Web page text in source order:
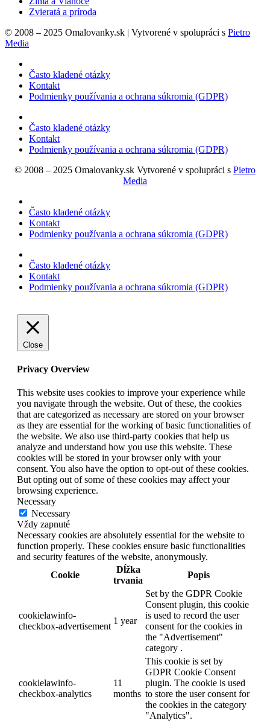
Zvieratá a príroda
© 2008 – 2025 Omalovanky.sk | Vytvorené v spolupráci s Pietro
Media
Často kladené otázky
Kontakt
Podmienky používania a ochrana súkromia (GDPR)
Často kladené otázky
Kontakt
Podmienky používania a ochrana súkromia (GDPR)
© 2008 – 2025 Omalovanky.sk Vytvorené v spolupráci s Pietro
Media
Často kladené otázky
Kontakt
Podmienky používania a ochrana súkromia (GDPR)
Často kladené otázky
Kontakt
Podmienky používania a ochrana súkromia (GDPR)
Close
Privacy Overview
This website uses cookies to improve your experience while
you navigate through the website. Out of these, the cookies
that are categorized as necessary are stored on your browser
as they are essential for the working of basic functionalities of
the website. We also use third-party cookies that help us
analyze and understand how you use this website. These
cookies will be stored in your browser only with your
consent. You also have the option to opt-out of these cookies.
But opting out of some of these cookies may affect your
browsing experience.
Necessary
Necessary
Vždy zapnuté
Necessary cookies are absolutely essential for the website to
function properly. These cookies ensure basic functionalities
and security features of the website, anonymously.
Cookie
Dĺžka
trvania
Popis
cookielawinfo-
checkbox-advertisement
1 year
Set by the GDPR Cookie
Consent plugin, this cookie
is used to record the user
consent for the cookies in
the "Advertisement"
category .
cookielawinfo-
checkbox-analytics
11
months
This cookie is set by
GDPR Cookie Consent
plugin. The cookie is used
to store the user consent for
the cookies in the category
"Analytics".